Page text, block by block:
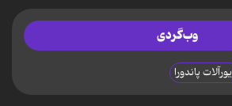
وب‌گردی
پاندورا